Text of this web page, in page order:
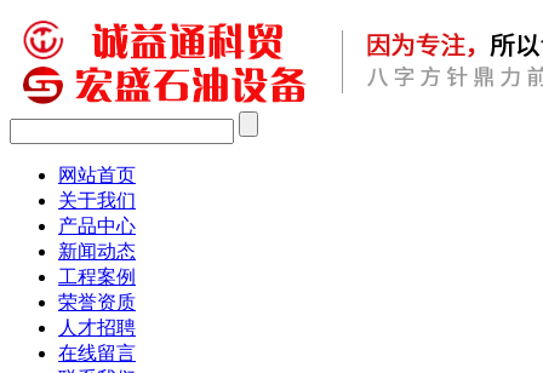
网站首页
关于我们
产品中心
新闻动态
工程案例
荣誉资质
人才招聘
在线留言